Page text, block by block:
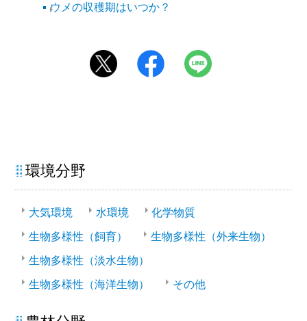
ウメの収穫期はいつか？
環境分野
大気環境 水環境 化学物質
生物多様性（飼育） 生物多様性（外来生物）
生物多様性（淡水生物）
生物多様性（海洋生物） その他